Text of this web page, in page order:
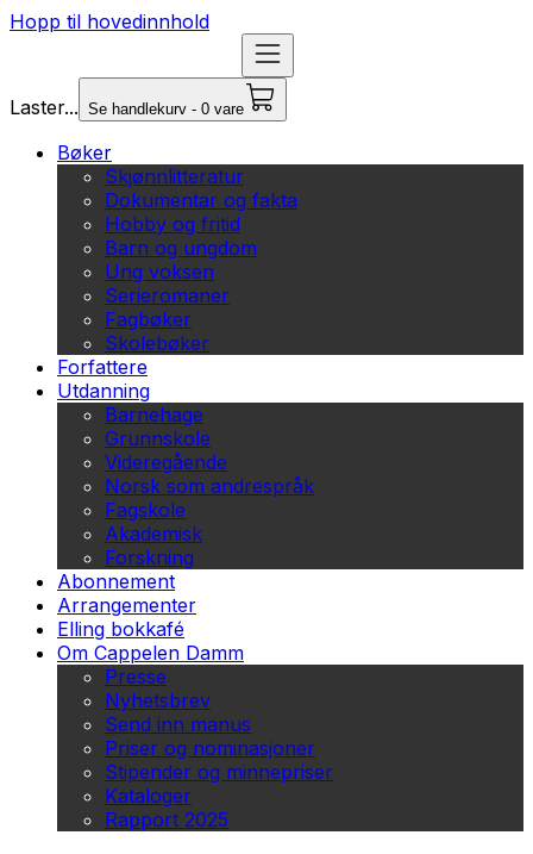
Hopp til hovedinnhold
Laster... Se handlekurv - 0 vare
Bøker
Skjønnlitteratur
Dokumentar og fakta
Hobby og fritid
Barn og ungdom
Ung voksen
Serieromaner
Fagbøker
Skolebøker
Forfattere
Utdanning
Barnehage
Grunnskole
Videregående
Norsk som andrespråk
Fagskole
Akademisk
Forskning
Abonnement
Arrangementer
Elling bokkafé
Om Cappelen Damm
Presse
Nyhetsbrev
Send inn manus
Priser og nominasjoner
Stipender og minnepriser
Kataloger
Rapport 2025